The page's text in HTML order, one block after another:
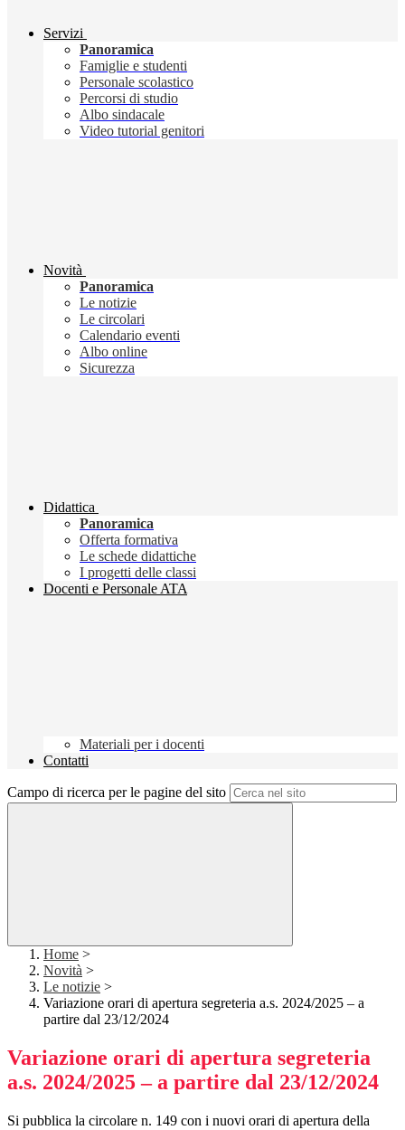
Servizi
Panoramica
Famiglie e studenti
Personale scolastico
Percorsi di studio
Albo sindacale
Video tutorial genitori
Novità
Panoramica
Le notizie
Le circolari
Calendario eventi
Albo online
Sicurezza
Didattica
Panoramica
Offerta formativa
Le schede didattiche
I progetti delle classi
Docenti e Personale ATA
Materiali per i docenti
Contatti
Campo di ricerca per le pagine del sito
Home >
Novità >
Le notizie >
Variazione orari di apertura segreteria a.s. 2024/2025 – a
partire dal 23/12/2024
Variazione orari di apertura segreteria
a.s. 2024/2025 – a partire dal 23/12/2024
Si pubblica la circolare n. 149 con i nuovi orari di apertura della